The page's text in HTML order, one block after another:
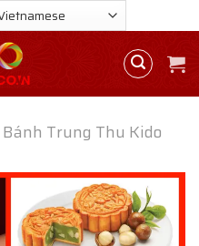
Bánh Trung Thu Kido